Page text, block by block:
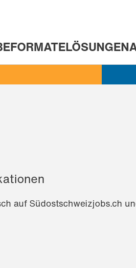
LÖSUNGEN
auf Südostschweizjobs.ch